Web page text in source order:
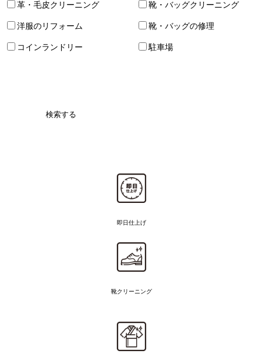
革・毛皮クリーニング 靴・バッグクリーニング
洋服のリフォーム 靴・バッグの修理
コインランドリー 駐車場
検索する
即日仕上げ
靴クリーニング